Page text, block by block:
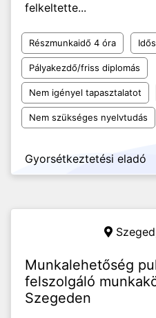
felkeltette...
Részmunkaidő 4 óra
Pályakezdő/friss diplomás
Nem igényel tapasztalatot
Nem szükséges nyelvtudás
Gyorsétkeztetési eladó
Munkalehetőség
felszolgáló
Szegeden